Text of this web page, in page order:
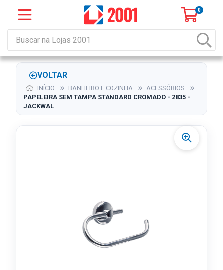
0
VOLTAR
INÍCIO BANHEIRO E COZINHA
ACESSÓRIOS
PAPELEIRA SEM TAMPA STANDARD CROMADO - 2835 -
JACKWAL